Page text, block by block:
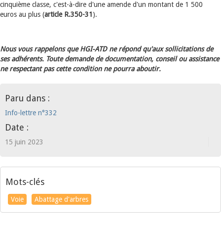
cinquième classe, c'est-à-dire d'une amende d'un montant de 1 500
euros au plus (article R.350-31).
Nous vous rappelons que HGI-ATD ne répond qu'aux sollicitations de
ses adhérents. Toute demande de documentation, conseil ou assistance
ne respectant pas cette condition ne pourra aboutir.
Paru dans :
Info-lettre n°332
Date :
15 juin 2023
Mots-clés
Voie Abattage d'arbres